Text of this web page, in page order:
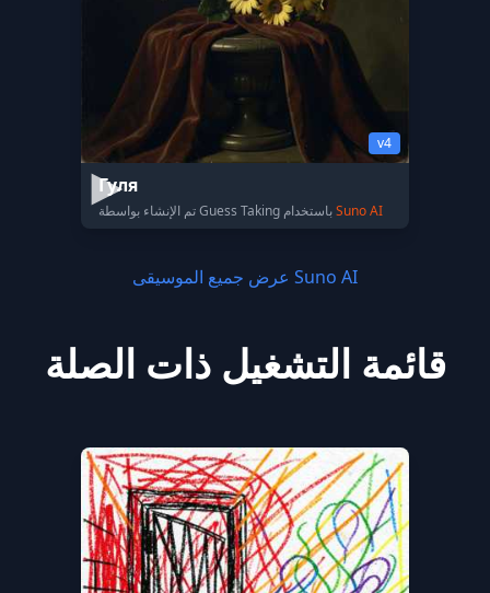
v4
Гуля
Suno AI
عرض جميع الموسيقى Suno AI
قائمة التشغيل ذات الصلة